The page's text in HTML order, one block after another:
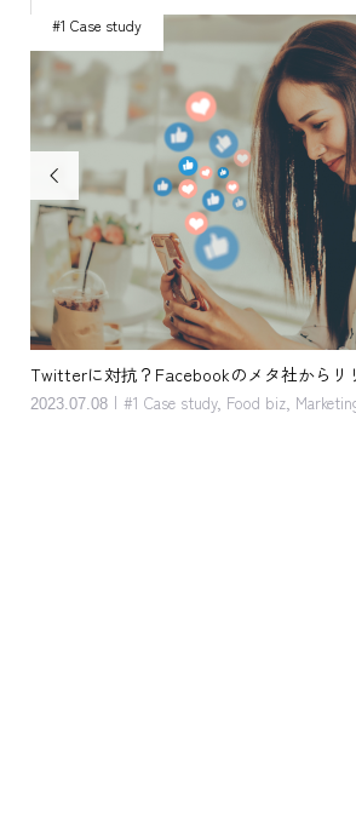

客単価アップ。キッカケは単純 だけど 奥
2023.05.08
#1 Case study